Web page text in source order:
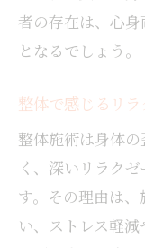
者の存在は、心
となるでしょう。
整体で感じるリ
整体施術は身体
く、深いリラク
す。その理由は
い、ストレス軽